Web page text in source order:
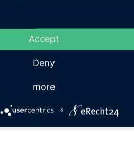
Accept
Deny
more
&